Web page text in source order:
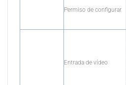
Permiso de configurar
Entrada de vídeo